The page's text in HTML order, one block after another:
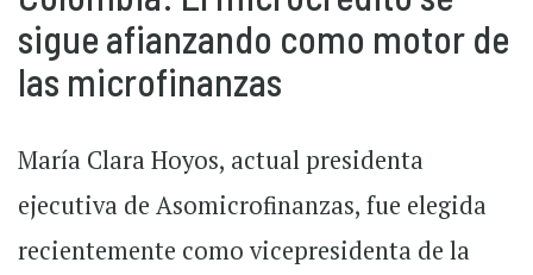
sigue afianzando como motor de
las microfinanzas
María Clara Hoyos, actual presidenta
ejecutiva de Asomicrofinanzas, fue elegida
recientemente como vicepresidenta de la